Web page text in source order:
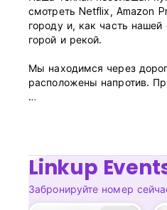
смотреть Netflix, Amazon
городу и, как часть
горой и рекой.
Мы находимся через
расположены напротив.
Политика отмены: за 24
стоимость первой ночи
Заезд с 15:00 до 22:00.
Выезд до 11:00 .
Linkup
Забронируйте номер